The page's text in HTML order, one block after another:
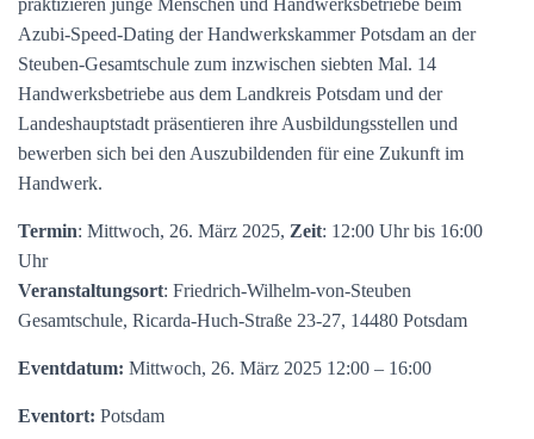
praktizieren junge Menschen und Handwerksbetriebe beim
Azubi-Speed-Dating der Handwerkskammer Potsdam an der
Steuben-Gesamtschule zum inzwischen siebten Mal. 14
Handwerksbetriebe aus dem Landkreis Potsdam und der
Landeshauptstadt präsentieren ihre Ausbildungsstellen und
bewerben sich bei den Auszubildenden für eine Zukunft im
Handwerk.
Termin: Mittwoch, 26. März 2025, Zeit: 12:00 Uhr bis 16:00
Uhr
Veranstaltungsort: Friedrich-Wilhelm-von-Steuben
Gesamtschule, Ricarda-Huch-Straße 23-27, 14480 Potsdam
Eventdatum: Mittwoch, 26. März 2025 12:00 – 16:00
Eventort: Potsdam